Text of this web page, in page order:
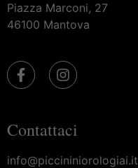
Piazza Marconi, 27
46100 Mantova
Contattaci
info@piccininiorologiai.it